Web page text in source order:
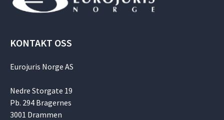
KONTAKT OSS
Eurojuris Norge AS
Nedre Storgate 19
Pb. 294 Bragernes
3001 Drammen